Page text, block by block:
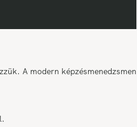
A modern képzésmenedzsment